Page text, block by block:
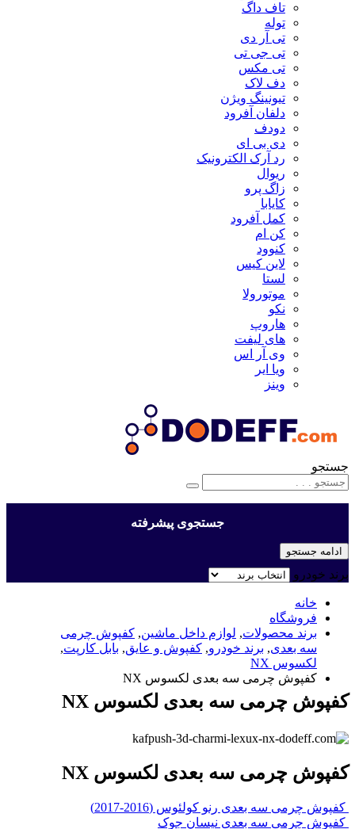
تاف داگ
توله
تی آر دی
تی جی تی
تی مکس
دف لاک
تیونینگ ویژن
دلفان آفرود
دودف
دی بی ای
رد آرک الکترونیک
ریوال
زاگ پرو
کایابا
کمل آفرود
کن ام
کنوود
لاین کیس
لستا
موتورولا
نکو
هاروپ
های لیفت
وی آر اس
ویا ایر
وینز
جستجو
جستجوی پیشرفته
ادامه جستجو
برند خودرو
خانه
فروشگاه
برند محصولات, لوازم داخل ماشین, کفپوش چرمی
سه بعدی, برند خودرو, کفپوش و عایق, بابل کارپت,
لکسوس NX
کفپوش چرمی سه بعدی لکسوس NX
کفپوش چرمی سه بعدی لکسوس NX
کفپوش چرمی سه بعدی لکسوس NX
کفپوش چرمی سه بعدی رنو کولئوس (2016-2017)
کفپوش چرمی سه بعدی نیسان جوک